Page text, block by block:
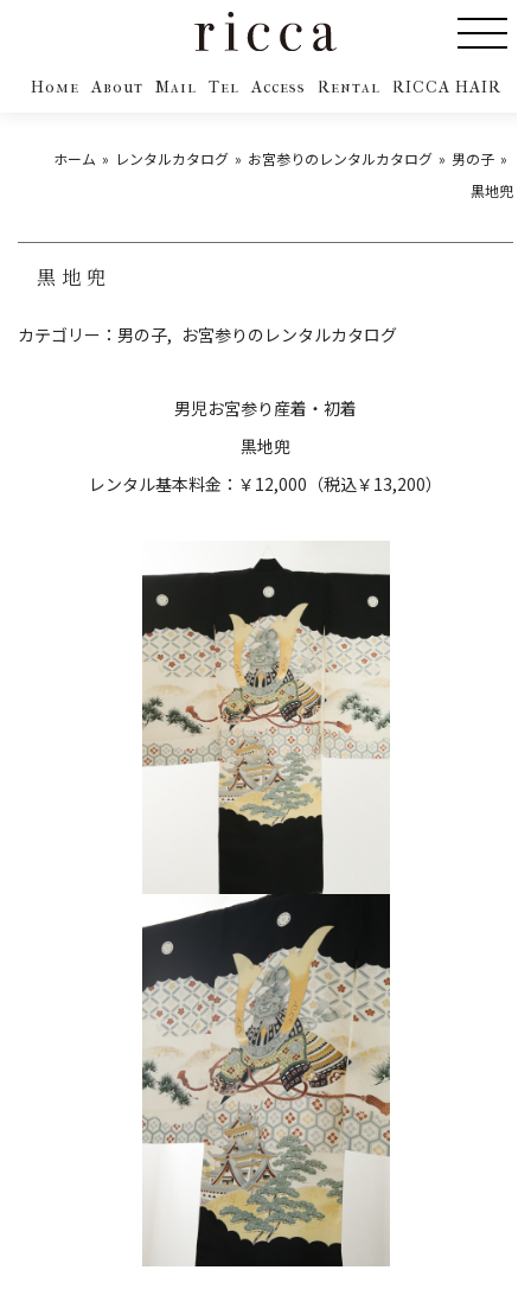
Home About Mail Tel Access Rental RICCA HAIR
ホーム レンタルカタログ お宮参りのレンタルカタログ
男の子
黒地兜
黒地兜
カテゴリー： 男の子 お宮参りのレンタルカタログ
男児お宮参り産着・初着
黒地兜
レンタル基本料金：￥12,000（税込￥13,200）